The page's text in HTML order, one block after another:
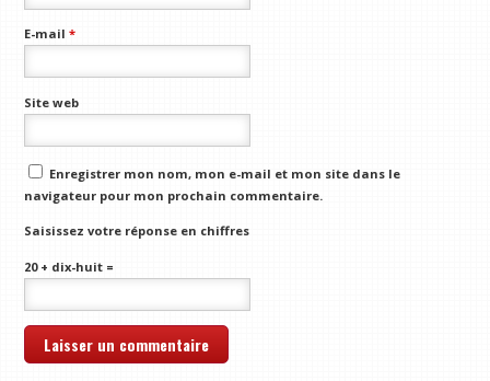
E-mail*
Site web
Enregistrer mon nom, mon e-mail et mon site dans le
navigateur pour mon prochain commentaire.
Saisissez votre réponse en chiffres
20 + dix-huit =